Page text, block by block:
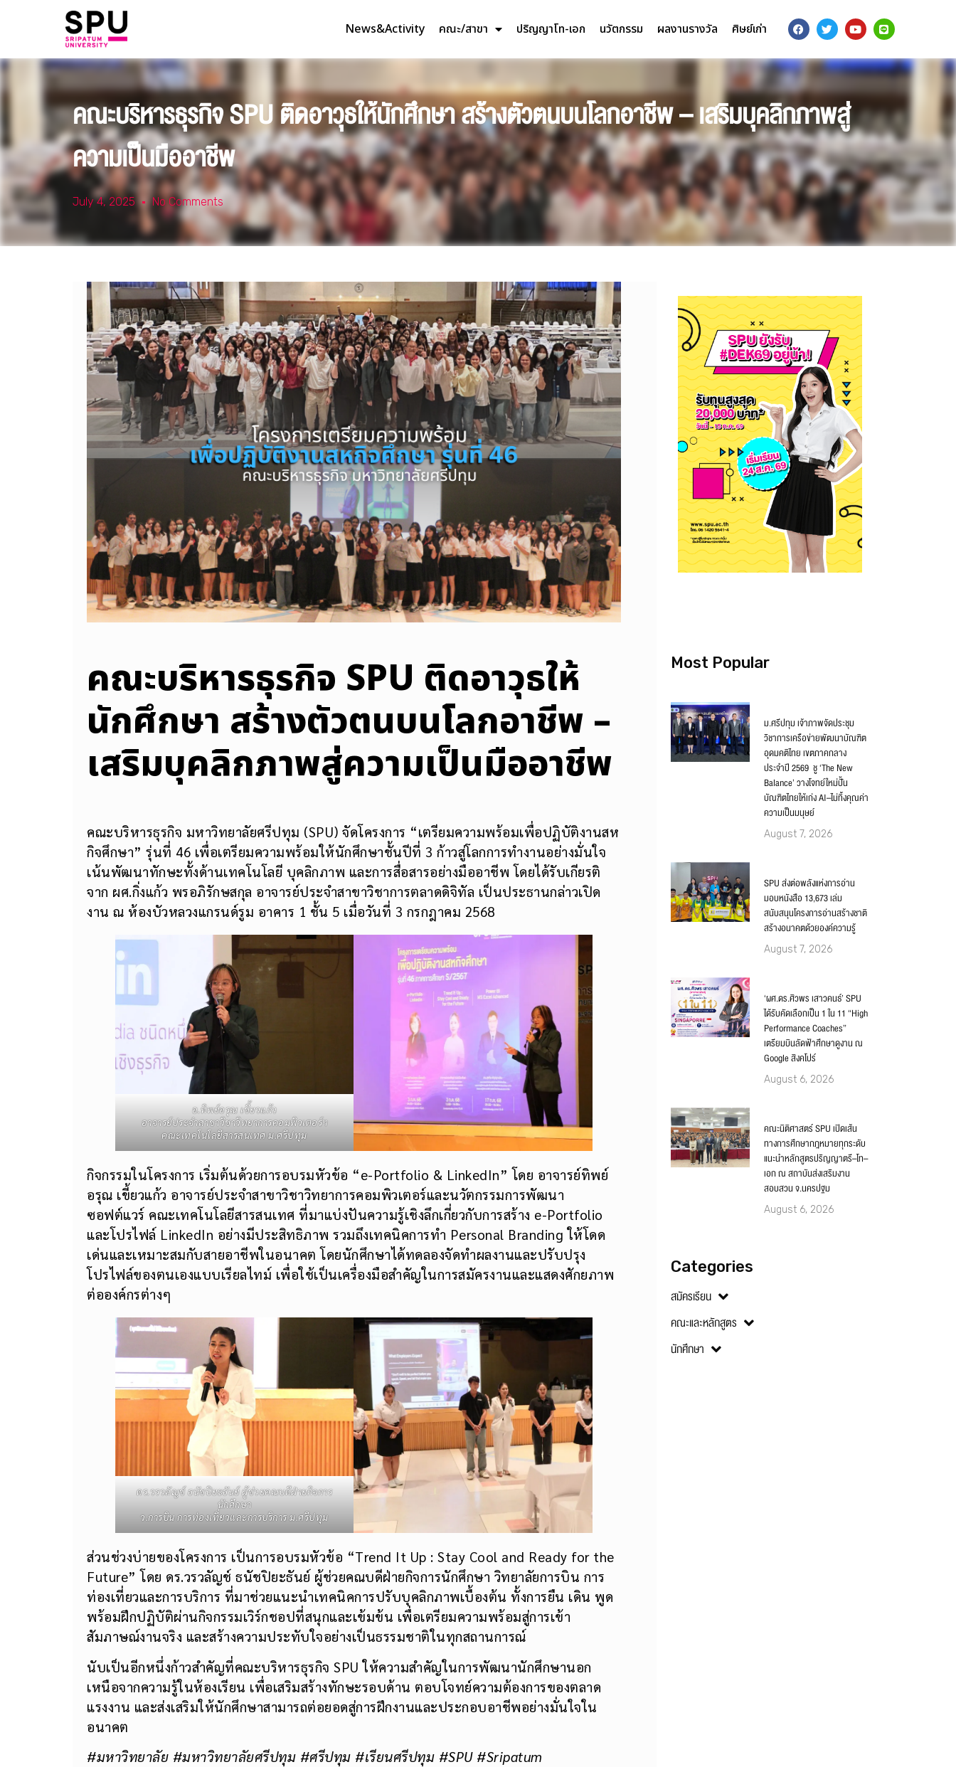
News&Activity คณะ/สาขา ปริญญาโท-เอก นวัตกรรม ผลงานรางวัล ศิษย์เก่า
คณะบริหารธุรกิจ SPU ติดอาวุธให้นักศึกษา สร้างตัวตนบนโลกอาชีพ – เสริมบุคลิกภาพสู่
ความเป็นมืออาชีพ
July 4, 2025 No Comments
คณะบริหารธุรกิจ SPU ติดอาวุธให้
นักศึกษา สร้างตัวตนบนโลกอาชีพ –
เสริมบุคลิกภาพสู่ความเป็นมืออาชีพ
คณะบริหารธุรกิจ มหาวิทยาลัยศรีปทุม (SPU) จัดโครงการ “เตรียมความพร้อมเพื่อปฏิบัติงานสห
กิจศึกษา” รุ่นที่ 46 เพื่อเตรียมความพร้อมให้นักศึกษาชั้นปีที่ 3 ก้าวสู่โลกการทำงานอย่างมั่นใจ
เน้นพัฒนาทักษะทั้งด้านเทคโนโลยี บุคลิกภาพ และการสื่อสารอย่างมืออาชีพ โดยได้รับเกียรติ
จาก ผศ.กิ่งแก้ว พรอภิรักษสกุล อาจารย์ประจำสาขาวิชาการตลาดดิจิทัล เป็นประธานกล่าวเปิด
งาน ณ ห้องบัวหลวงแกรนด์รูม อาคาร 1 ชั้น 5 เมื่อวันที่ 3 กรกฎาคม 2568
อ.ทิพย์อรุณ เขี้ยวแก้ว
อาจารย์ประจำสาขาวิชาวิทยาการคอมพิวเตอร์ฯ
คณะเทคโนโลยีสารสนเทศ ม.ศรีปทุม
กิจกรรมในโครงการ เริ่มต้นด้วยการอบรมหัวข้อ “e-Portfolio & LinkedIn” โดย อาจารย์ทิพย์
อรุณ เขี้ยวแก้ว อาจารย์ประจำสาขาวิชาวิทยาการคอมพิวเตอร์และนวัตกรรมการพัฒนา
ซอฟต์แวร์ คณะเทคโนโลยีสารสนเทศ ที่มาแบ่งปันความรู้เชิงลึกเกี่ยวกับการสร้าง e-Portfolio
และโปรไฟล์ LinkedIn อย่างมีประสิทธิภาพ รวมถึงเทคนิคการทำ Personal Branding ให้โดด
เด่นและเหมาะสมกับสายอาชีพในอนาคต โดยนักศึกษาได้ทดลองจัดทำผลงานและปรับปรุง
โปรไฟล์ของตนเองแบบเรียลไทม์ เพื่อใช้เป็นเครื่องมือสำคัญในการสมัครงานและแสดงศักยภาพ
ต่อองค์กรต่างๆ
ดร.วรวลัญช์ ธนัชปิยะธันย์ ผู้ช่วยคณบดีฝ่ายกิจการ
นักศึกษา
ว.การบิน การท่องเที่ยวและการบริการ ม.ศรีปทุม
ส่วนช่วงบ่ายของโครงการ เป็นการอบรมหัวข้อ “Trend It Up : Stay Cool and Ready for the
Future” โดย ดร.วรวลัญช์ ธนัชปิยะธันย์ ผู้ช่วยคณบดีฝ่ายกิจการนักศึกษา วิทยาลัยการบิน การ
ท่องเที่ยวและการบริการ ที่มาช่วยแนะนำเทคนิคการปรับบุคลิกภาพเบื้องต้น ทั้งการยืน เดิน พูด
พร้อมฝึกปฏิบัติผ่านกิจกรรมเวิร์กชอปที่สนุกและเข้มข้น เพื่อเตรียมความพร้อมสู่การเข้า
สัมภาษณ์งานจริง และสร้างความประทับใจอย่างเป็นธรรมชาติในทุกสถานการณ์
นับเป็นอีกหนึ่งก้าวสำคัญที่คณะบริหารธุรกิจ SPU ให้ความสำคัญในการพัฒนานักศึกษานอก
เหนือจากความรู้ในห้องเรียน เพื่อเสริมสร้างทักษะรอบด้าน ตอบโจทย์ความต้องการของตลาด
แรงงาน และส่งเสริมให้นักศึกษาสามารถต่อยอดสู่การฝึกงานและประกอบอาชีพอย่างมั่นใจใน
อนาคต
#มหาวิทยาลัย #มหาวิทยาลัยศรีปทุม #ศรีปทุม #เรียนศรีปทุม #SPU #Sripatum
Most Popular
ม.ศรีปทุม เจ้าภาพจัดประชุม
วิชาการเครือข่ายพัฒนาบัณฑิต
อุดมคติไทย เขตภาคกลาง
ประจำปี 2569 ชู ‘The New
Balance’ วางโจทย์ใหม่ปั้น
บัณฑิตไทยให้เก่ง AI–ไม่ทิ้งคุณค่า
ความเป็นมนุษย์
August 7, 2026
SPU ส่งต่อพลังแห่งการอ่าน
มอบหนังสือ 13,673 เล่ม
สนับสนุนโครงการอ่านสร้างชาติ
สร้างอนาคตด้วยองค์ความรู้
August 7, 2026
‘ผศ.ดร.ศิวพร เสาวคนธ์’ SPU
ได้รับคัดเลือกเป็น 1 ใน 11 “High
Performance Coaches”
เตรียมบินลัดฟ้าศึกษาดูงาน ณ
Google สิงคโปร์
August 6, 2026
คณะนิติศาสตร์ SPU เปิดเส้น
ทางการศึกษากฎหมายทุกระดับ
แนะนำหลักสูตรปริญญาตรี–โท–
เอก ณ สถาบันส่งเสริมงาน
สอบสวน จ.นครปฐม
August 6, 2026
Categories
สมัครเรียน
คณะและหลักสูตร
นักศึกษา